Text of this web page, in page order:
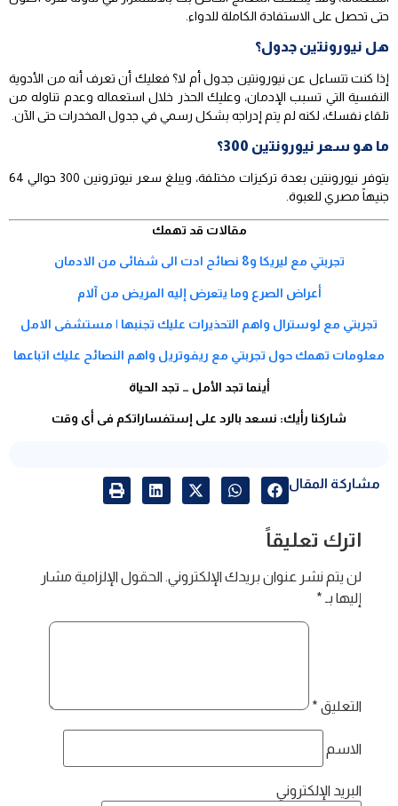
حتى تحصل على الاستفادة الكاملة للدواء.
هل نيورونتين جدول؟
إذا كنت تتساءل عن نيورونتين جدول أم لا؟ فعليك أن تعرف أنه من الأدوية
النفسية التي تسبب الإدمان، وعليك الحذر خلال استعماله وعدم تناوله من
تلقاء نفسك، لكنه لم يتم إدراجه بشكل رسمي في جدول المخدرات حتى الآن.
ما هو سعر نيورونتين 300؟
يتوفر نيورونتين بعدة تركيزات مختلفة، ويبلغ سعر نيوترونين 300 حوالي 64
جنيهاً مصري للعبوة.
مقالات قد تهمك
تجربتي مع ليريكا و8 نصائح ادت الى شفائى من الادمان
أعراض الصرع وما يتعرض إليه المريض من آلام
تجربتي مع لوسترال واهم التحذيرات عليك تجنبها | مستشفى الامل
معلومات تهمك حول تجربتي مع ريفوتريل واهم النصائح عليك اتباعها
أينما تجد الأمل … تجد الحياة
شاركنا رأيك: نسعد بالرد على إستفساراتكم فى أى وقت
مشاركة المقال
اترك تعليقاً
لن يتم نشر عنوان بريدك الإلكتروني. الحقول الإلزامية مشار
إليها بـ *
التعليق *
الاسم
البريد الإلكتروني